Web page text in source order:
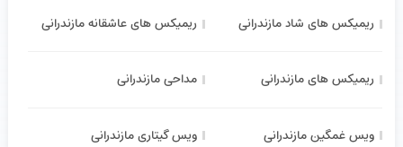
ریمیکس های شاد مازندرانی ریمیکس های عاشقانه مازندرانی
ریمیکس های مازندرانی مداحی مازندرانی
ویس غمگین مازندرانی ویس گیتاری مازندرانی